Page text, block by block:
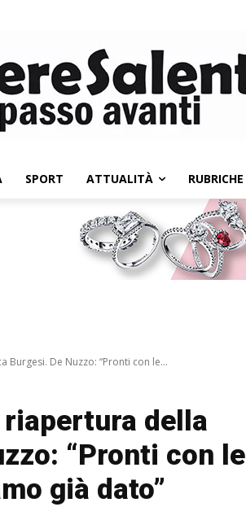
SPORT ATTUALITÀ RUBRICHE
De Nuzzo: “Pronti con le...
della
“Pronti con le
già dato”